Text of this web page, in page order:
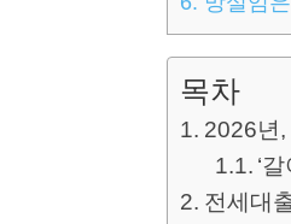
목차
2026년
‘
전세대